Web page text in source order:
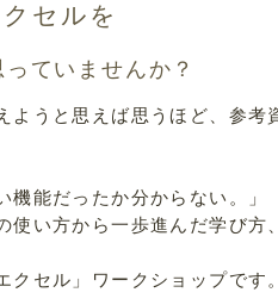
セルを
ていませんか？
ようと思えば思うほど、参考
機能だったか分からない。」
使い方から一歩進んだ学び方
セル」ワークショップです。